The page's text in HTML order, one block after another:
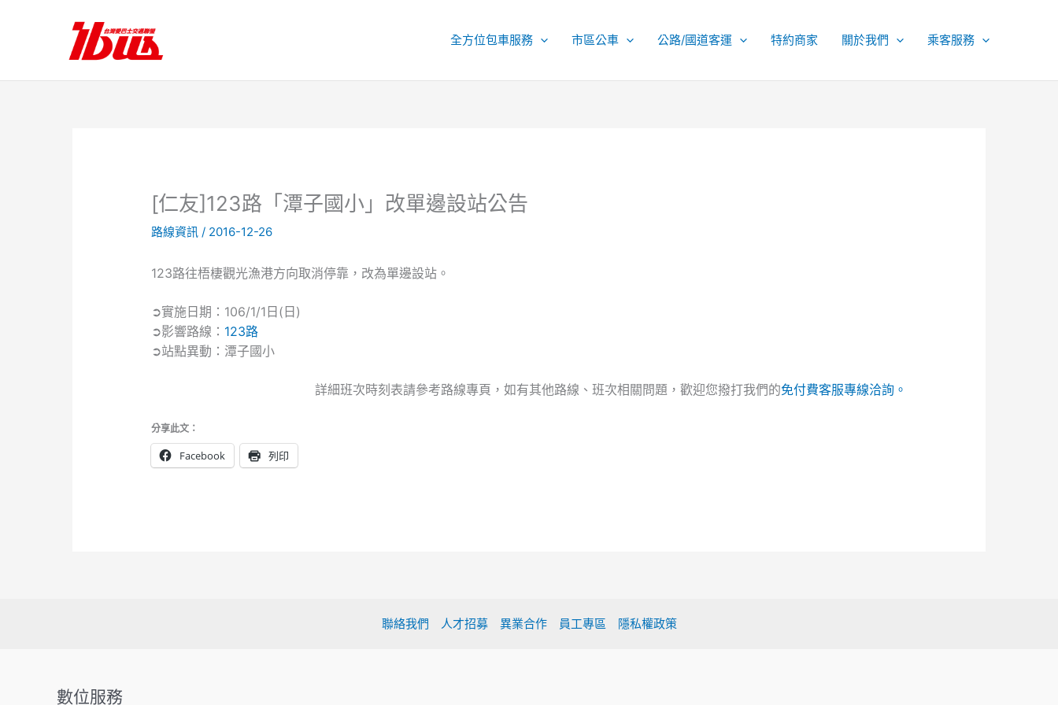
內
全方位包車服務 市區公車 公路/國道客運 特約商家 關於我們 乘客服務
[仁友]123路「潭子國小」改單邊設站公告
路線資訊 / 2016-12-26
123路往梧棲觀光漁港方向取消停靠，改為單邊設站。
➲實施日期：106/1/1日(日)
➲影響路線： 123路
➲站點異動：潭子國小
詳細班次時刻表請參考路線專頁，如有其他路線、班次相關問題，歡迎您撥打我們的免付費客服專線洽詢。
分享此文：
Facebook 列印
聯絡我們 人才招募 異業合作 員工專區 隱私權政策
數位服務